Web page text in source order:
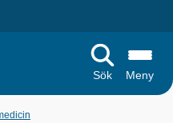
Sök
Meny